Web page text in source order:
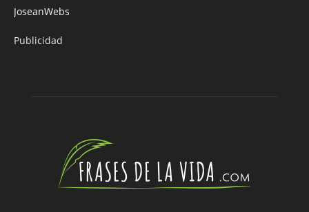
JoseanWebs
Publicidad